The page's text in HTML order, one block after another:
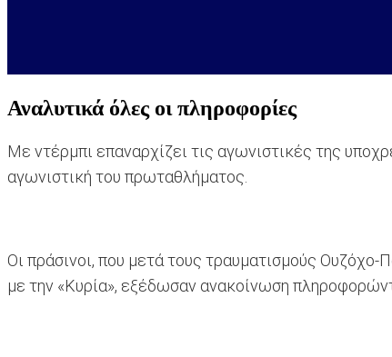
Αναλυτικά όλες οι πληροφορίες
Με ντέρμπι επαναρχίζει τις αγωνιστικές της
αγωνιστική του πρωταθλήματος.
Οι πράσινοι, που μετά τους τραυματισμούς
με την «Κυρία», εξέδωσαν ανακοίνωση